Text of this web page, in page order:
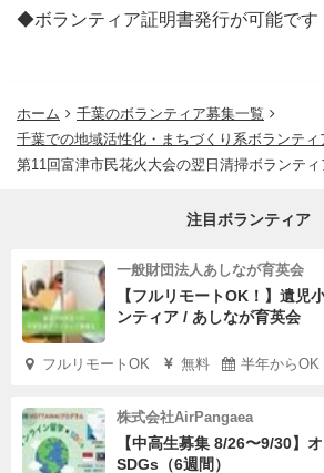
◆ボランティア証明書発行が可能です
ホーム
千葉のボランティア募集一覧
千葉での地域活性化・まちづくり系ボランティ
第11回富津市民花火大会の翌日清掃ボランティ
注目ボランティア
一般財団法人あしなが育英会
【フルリモートOK！】遺児
ンティア / あしなが育英会
フルリモートOK 無料 半年からOK
株式会社AirPangaea
【中高生募集 8/26〜9/30】
SDGs（6週間）